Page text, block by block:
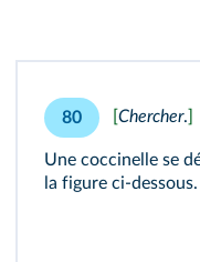
80 Chercher.
Une coccinelle se
la figure ci-dessous.